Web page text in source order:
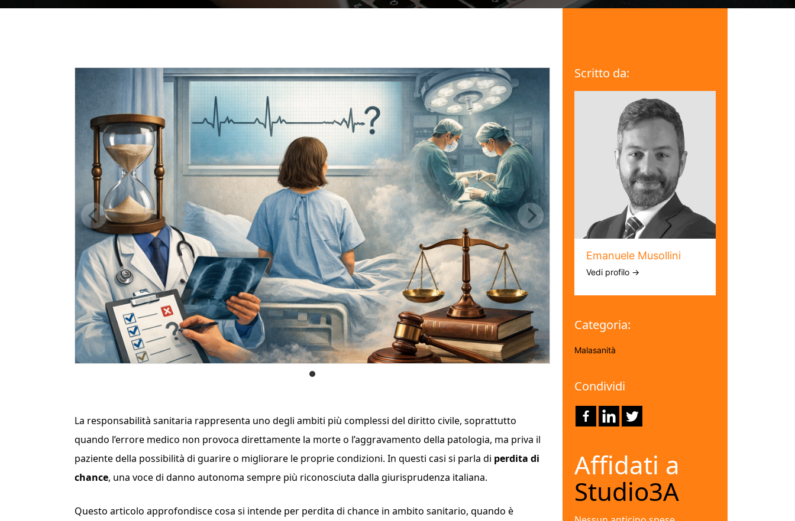
La responsabilità sanitaria rappresenta uno degli ambiti più complessi del diritto civile, soprattutto
quando l’errore medico non provoca direttamente la morte o l’aggravamento della patologia, ma priva il
paziente della possibilità di guarire o migliorare le proprie condizioni. In questi casi si parla di perdita di
chance, una voce di danno autonoma sempre più riconosciuta dalla giurisprudenza italiana.
Questo articolo approfondisce cosa si intende per perdita di chance in ambito sanitario, quando è
Scritto da:
Emanuele Musollini
Vedi profilo →
Categoria:
Malasanità
Condividi
Affidati a
Studio3A